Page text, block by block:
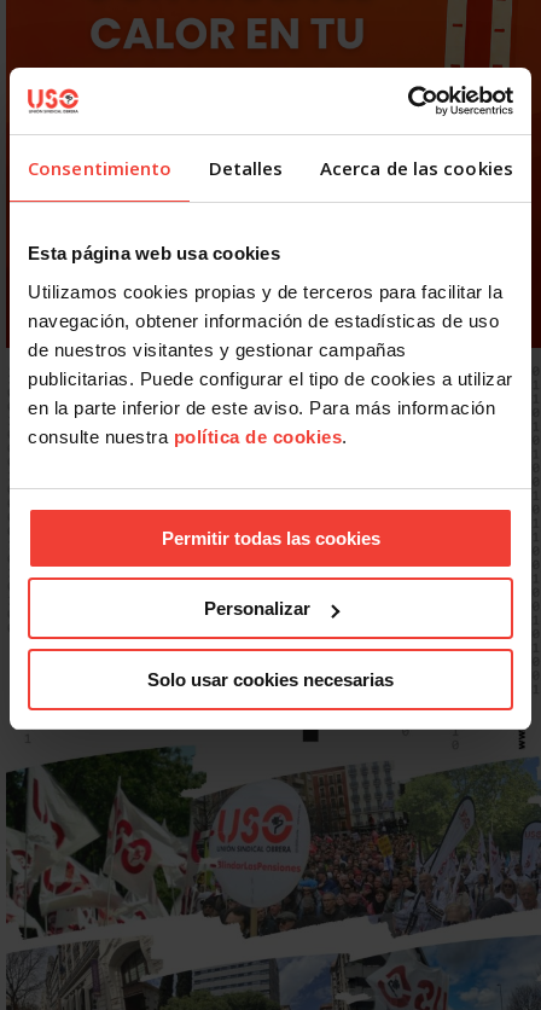
Consentimiento Detalles Acerca de las cookies
Esta página web usa cookies
Utilizamos cookies propias y de terceros para facilitar la
navegación, obtener información de estadísticas de uso
de nuestros visitantes y gestionar campañas
publicitarias. Puede configurar el tipo de cookies a utilizar
en la parte inferior de este aviso. Para más información
consulte nuestra política de cookies.
Permitir todas las cookies
Personalizar
Solo usar cookies necesarias